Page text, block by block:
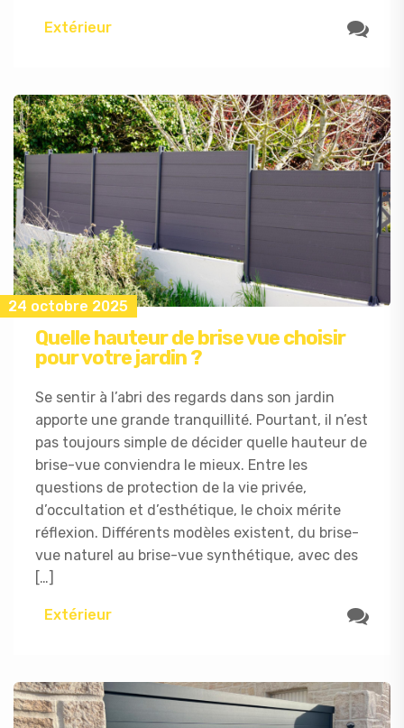
Extérieur
24 octobre 2025
Quelle hauteur de brise vue choisir
pour votre jardin ?
Se sentir à l’abri des regards dans son jardin
apporte une grande tranquillité. Pourtant, il n’est
pas toujours simple de décider quelle hauteur de
brise-vue conviendra le mieux. Entre les
questions de protection de la vie privée,
d’occultation et d’esthétique, le choix mérite
réflexion. Différents modèles existent, du brise-
vue naturel au brise-vue synthétique, avec des
[…]
Extérieur